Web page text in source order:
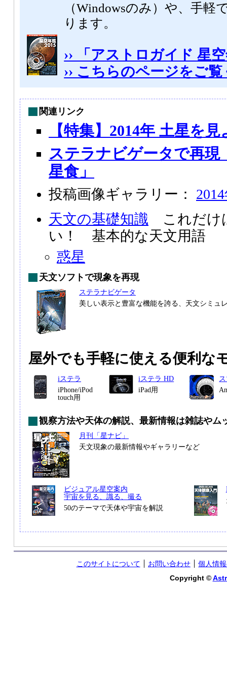
（Windowsのみ）や、手軽
ります。
›› 「アストロガイド 星
›› こちらのページをご
関連リンク
【特集】2014年 土星を見
ステラナビゲータで再現
星食」
投稿画像ギャラリー：
天文の基礎知識 これだけ
い！ 基本的な天文用語
惑星
天文ソフトで現象を再現
ステラナビゲータ
美しい表示と豊富な機能を誇る、天文シミュ
屋外でも手軽に使える便利な
iステラ
iPhone/iPod
touch用
iステラ HD
iPad用
観察方法や天体の解説、最新情報は雑誌やム
月刊「星ナビ」
天文現象の最新情報やギャラリーなど
ビジュアル星空案内
宇宙を見る、識る、撮る
50のテーマで天体や宇宙を解説
このサイトについて お問い合わせ
個人情
Copyright ©